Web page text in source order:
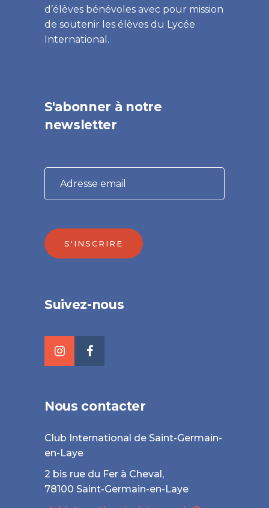
d’élèves bénévoles avec pour mission
de soutenir les élèves du Lycée
International.
S'abonner à notre
newsletter
S'INSCRIRE
Suivez-nous
Nous contacter
Club International de Saint-Germain-
en-Laye
2 bis rue du Fer à Cheval,
78100 Saint-Germain-en-Laye